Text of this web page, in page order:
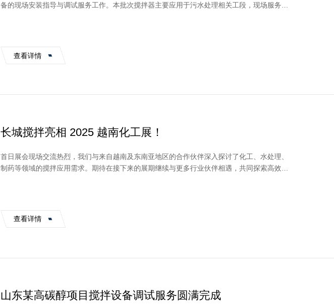
备的现场安装指导与调试服务工作。本批次搅拌器主要应用于污水处理相关工段，现场服务内
查看详情
长城搅拌亮相 2025 越南化工展！
首日展会现场交流热烈，我们与来自越南及东南亚地区的合作伙伴深入探讨了化工、水处理、
制药等领域的搅拌应用需求。期待在接下来的展期继续与更多行业伙伴相遇，共同探索高效、
查看详情
山东某高碳醇项目搅拌设备调试服务圆满完成